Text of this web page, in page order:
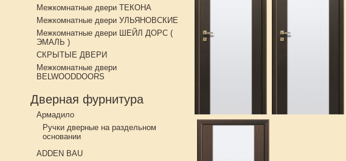
Межкомнатные двери ТЕКОНА
Межкомнатные двери УЛЬЯНОВСКИЕ
Межкомнатные двери ШЕЙЛ ДОРС (
ЭМАЛЬ )
СКРЫТЫЕ ДВЕРИ
Межкомнатные двери
BELWOODDOORS
Дверная фурнитура
Армадило
Ручки дверные на раздельном
основании
ADDEN BAU